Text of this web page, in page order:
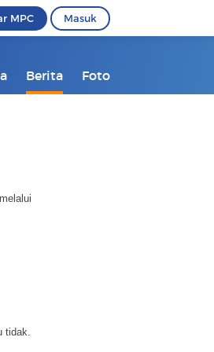
MPC Masuk
Berita Foto
tidak.